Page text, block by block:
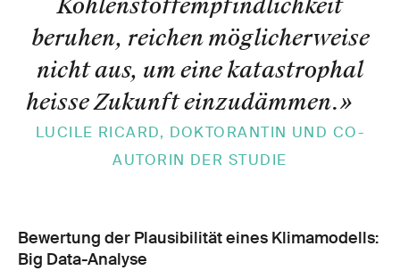
beruhen, reichen möglicherweise
nicht aus, um eine katastrophal
heisse Zukunft einzudämmen.»
LUCILE RICARD, DOKTORANTIN UND CO-
AUTORIN DER STUDIE
Bewertung der Plausibilität eines Klimamodells:
Big Data-Analyse